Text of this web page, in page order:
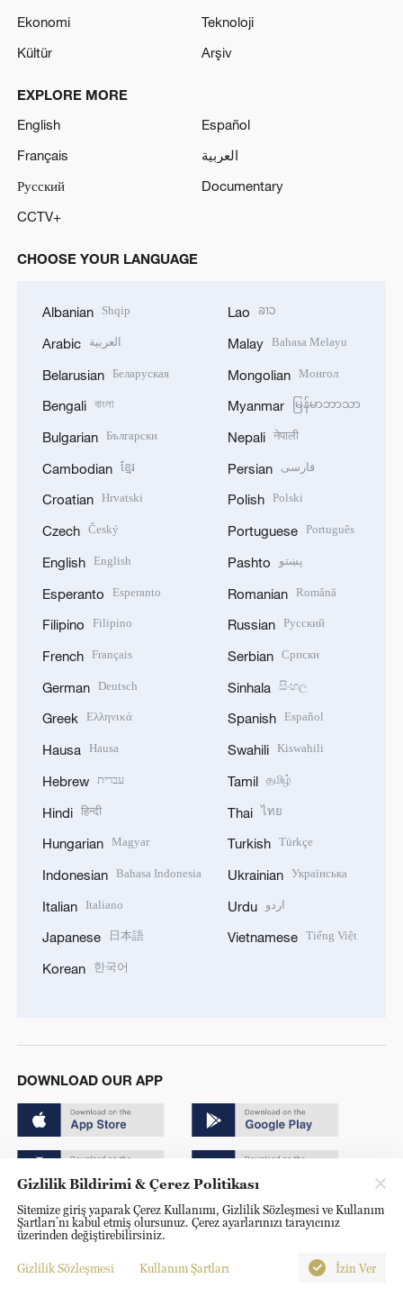
Ekonomi
Teknoloji
Kültür
Arşiv
EXPLORE MORE
English
Español
Français
العربية
Русский
Documentary
CCTV+
CHOOSE YOUR LANGUAGE
Albanian Shqip
Arabic العربية
Belarusian Беларуская
Bengali বাংলা
Bulgarian Български
Cambodian ខ្មែរ
Croatian Hrvatski
Czech Český
English English
Esperanto Esperanto
Filipino Filipino
French Français
German Deutsch
Greek Ελληνικά
Hausa Hausa
Hebrew עברית
Hindi हिन्दी
Hungarian Magyar
Indonesian Bahasa Indonesia
Italian Italiano
Japanese 日本語
Korean 한국어
Lao ລາວ
Malay Bahasa Melayu
Mongolian Монгол
Myanmar မြန်မာဘာသာ
Nepali नेपाली
Persian فارسی
Polish Polski
Portuguese Português
Pashto پښتو
Romanian Română
Russian Русский
Serbian Српски
Sinhala සිංහල
Spanish Español
Swahili Kiswahili
Tamil தமிழ்
Thai ไทย
Turkish Türkçe
Ukrainian Українська
Urdu اردو
Vietnamese Tiếng Việt
DOWNLOAD OUR APP
Copyright © 2024 CGTN.
京ICP备20000184号
京公网安备 11010502050052号
Gizlilik Bildirimi & Çerez Politikası
Sitemize giriş yaparak Çerez Kullanımı, Gizlilik Sözleşmesi ve Kullanım
Şartları’nı kabul etmiş olursunuz. Çerez ayarlarınızı tarayıcınız
üzerinden değiştirebilirsiniz.
Gizlilik Sözleşmesi Kullanım Şartları İzin Ver